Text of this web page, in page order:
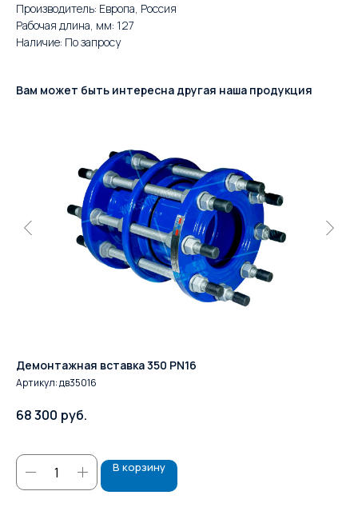
Производитель: Европа, Россия
Рабочая длина, мм: 127
Наличие: По запросу
Вам может быть интересна другая наша продукция
Демонтажная вставка 350 PN16
Артикул:дв35016
68 300 руб.
В корзину